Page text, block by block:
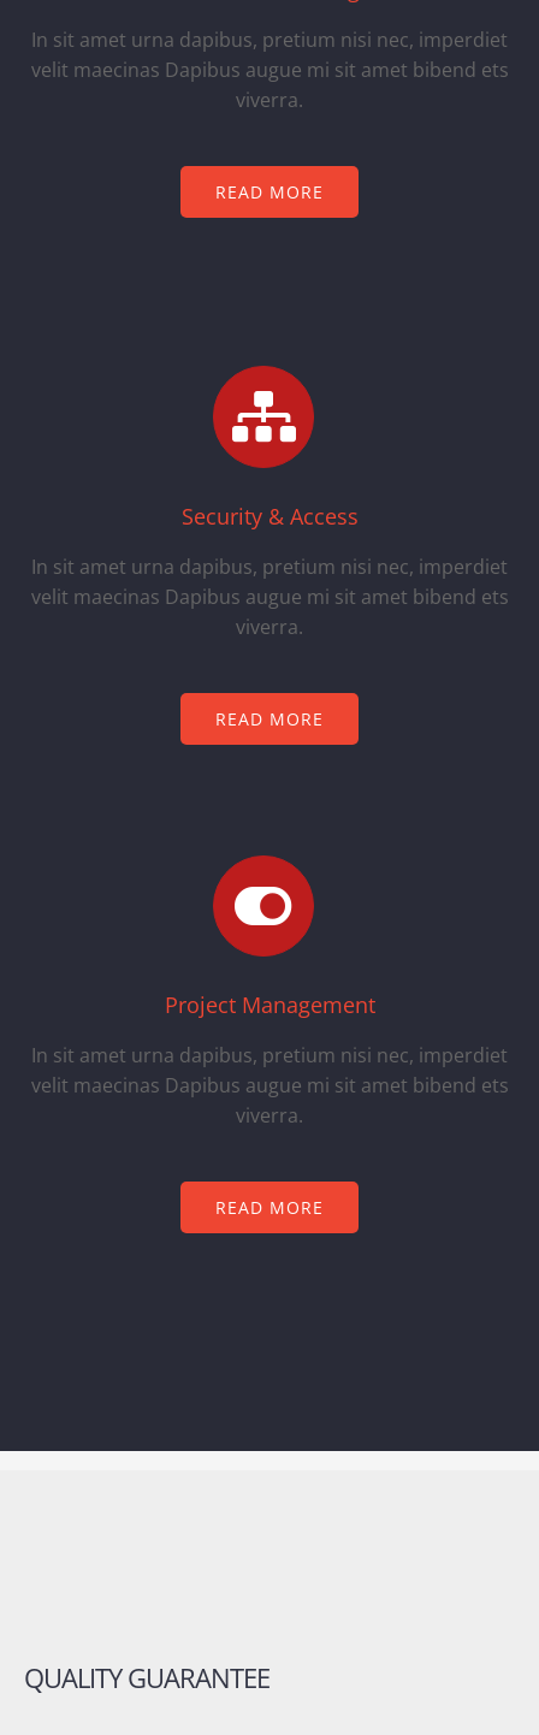
In sit amet urna dapibus, pretium nisi nec, imperdiet
velit maecinas Dapibus augue mi sit amet bibend ets
viverra.
READ MORE
Security & Access
In sit amet urna dapibus, pretium nisi nec, imperdiet
velit maecinas Dapibus augue mi sit amet bibend ets
viverra.
READ MORE
Project Management
In sit amet urna dapibus, pretium nisi nec, imperdiet
velit maecinas Dapibus augue mi sit amet bibend ets
viverra.
READ MORE
QUALITY GUARANTEE